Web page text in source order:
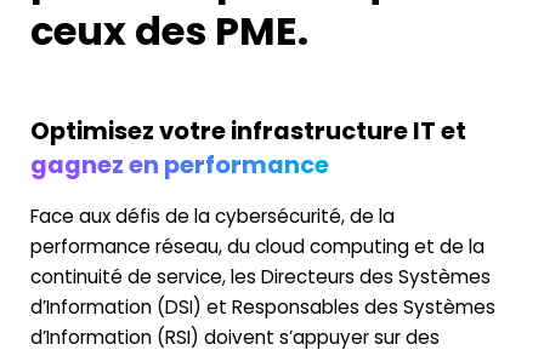
ceux des PME.
Optimisez votre infrastructure IT et
gagnez en performance
Face aux défis de la cybersécurité, de la
performance réseau, du cloud computing et de la
continuité de service, les Directeurs des Systèmes
d’Information (DSI) et Responsables des Systèmes
d’Information (RSI) doivent s’appuyer sur des